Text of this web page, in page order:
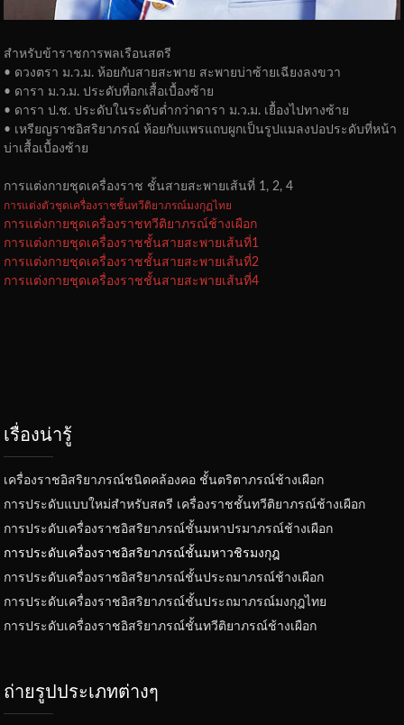
สำหรับข้าราชการพลเรือนสตรี
• ดวงตรา ม.ว.ม. ห้อยกับสายสะพาย สะพายบ่าซ้ายเฉียงลงขวา
• ดารา ม.ว.ม. ประดับที่อกเสื้อเบื้องซ้าย
• ดารา ป.ช. ประดับในระดับต่ำกว่าดารา ม.ว.ม. เยื้องไปทางซ้าย
• เหรียญราชอิสริยาภรณ์ ห้อยกับแพรแถบผูกเป็นรูปแมลงปอประดับที่หน้า
บ่าเสื้อเบื้องซ้าย
การแต่งกายชุดเครื่องราช ชั้นสายสะพายเส้นที่ 1, 2, 4
การแต่งตัวชุดเครื่องราชชั้นทวีติยาภรณ์มงกุฏไทย
การแต่งกายชุดเครื่องราชทวีติยาภรณ์ช้างเผือก
การแต่งกายชุดเครื่องราชชั้นสายสะพายเส้นที่1
การแต่งกายชุดเครื่องราชชั้นสายสะพายเส้นที่2
การแต่งกายชุดเครื่องราชชั้นสายสะพายเส้นที่4
เรื่องน่ารู้
เครื่องราชอิสริยาภรณ์ชนิดคล้องคอ ชั้นตริตาภรณ์ช้างเผือก
การประดับแบบใหม่สำหรับสตรี เครื่องราชชั้นทวีติยาภรณ์ช้างเผือก
การประดับเครื่องราชอิสริยาภรณ์ชั้นมหาปรมาภรณ์ช้างเผือก
การประดับเครื่องราชอิสริยาภรณ์ชั้นมหาวชิรมงกุฎ
การประดับเครื่องราชอิสริยาภรณ์ชั้นประถมาภรณ์ช้างเผือก
การประดับเครื่องราชอิสริยาภรณ์ชั้นประถมาภรณ์มงกุฎไทย
การประดับเครื่องราชอิสริยาภรณ์ชั้นทวีติยาภรณ์ช้างเผือก
ถ่ายรูปประเภทต่างๆ